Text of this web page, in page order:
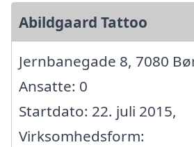
Abildgaard Tattoo
Jernbanegade 8, 7080
Ansatte: 0
Startdato: 22. juli 2015,
Virksomhedsform: